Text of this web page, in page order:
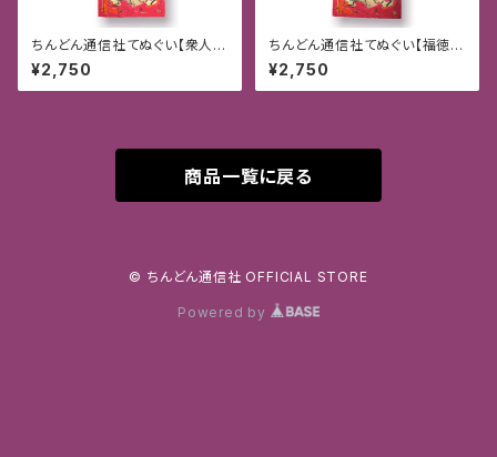
ちんどん通信社てぬぐい【衆人愛
敬】限定版★
¥2,750
ちんどん通信社てぬぐい【福徳円
満】
¥2,750
商品一覧に戻る
© ちんどん通信社 OFFICIAL STORE
Powered by